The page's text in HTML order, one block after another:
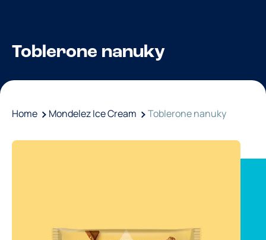
Toblerone nanuky
Home Mondelez Ice Cream Toblerone nanuky